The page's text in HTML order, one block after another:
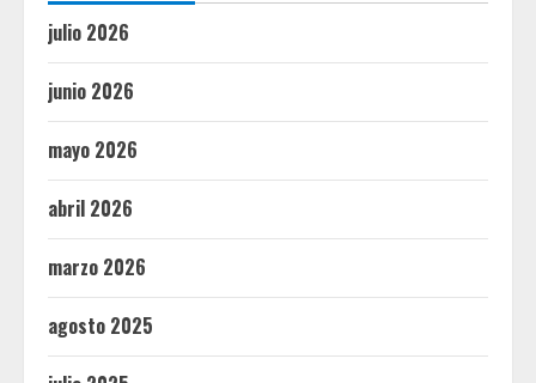
julio 2026
junio 2026
mayo 2026
abril 2026
marzo 2026
agosto 2025